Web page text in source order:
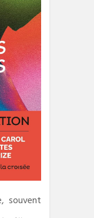
souvent